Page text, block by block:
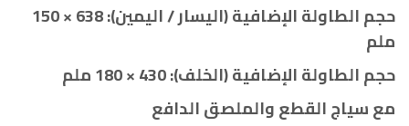
حجم الطاولة الإضافية (اليسار / اليمين): 638 × 150
ملم
حجم الطاولة الإضافية (الخلف): 430 × 180 ملم
مع سياج القطع والملصق الدافع